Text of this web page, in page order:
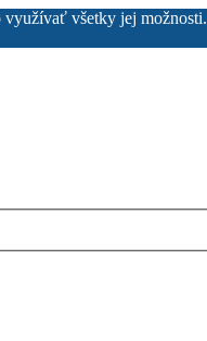
využívať všetky jej možnosti.